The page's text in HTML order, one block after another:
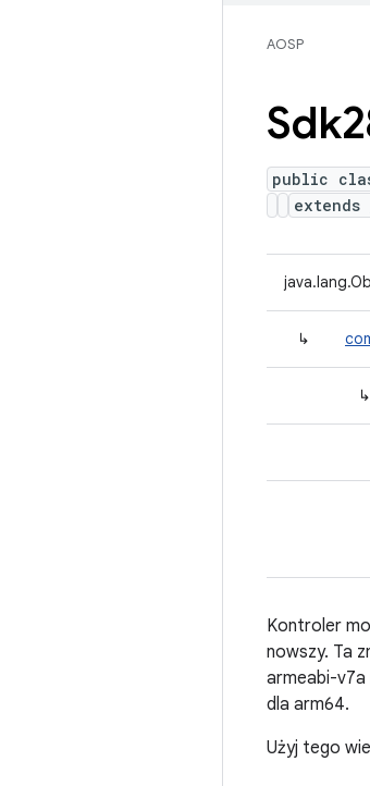
AOSP
public
extends
↳
↳
Kontroler
nowszy. Ta
armeabi-v7a
dla arm64.
Użyj tego